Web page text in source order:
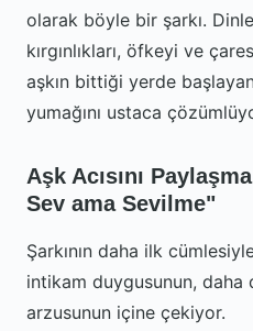
olarak böyle bir şarkı.
kırgınlıkları, öfkeyi ve
aşkın bittiği yerde
yumağını ustaca
Aşk Acısını
Sev ama Sevilme"
Şarkının daha ilk
intikam duygusunun, daha
arzusunun içine çekiyor.